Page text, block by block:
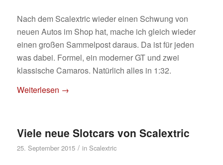
Nach dem Scalextric wieder einen Schwung von
neuen Autos im Shop hat, mache ich gleich wieder
einen großen Sammelpost daraus. Da ist für jeden
was dabei. Formel, ein moderner GT und zwei
klassische Camaros. Natürlich alles in 1:32.
Weiterlesen →
Viele neue Slotcars von Scalextric
25. September 2015 / in Scalextric